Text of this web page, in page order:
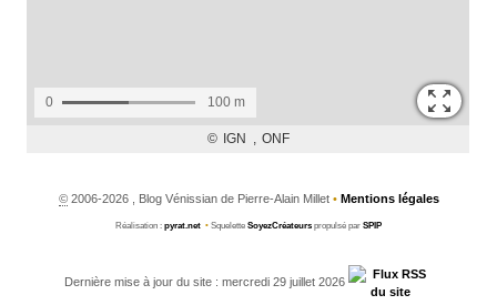
©2006-2026 , Blog Vénissian de Pierre-Alain Millet • Mentions légales
Réalisation : pyrat.net • Squelette SoyezCréateurs propulsé par SPIP
Dernière mise à jour du site : mercredi 29 juillet 2026